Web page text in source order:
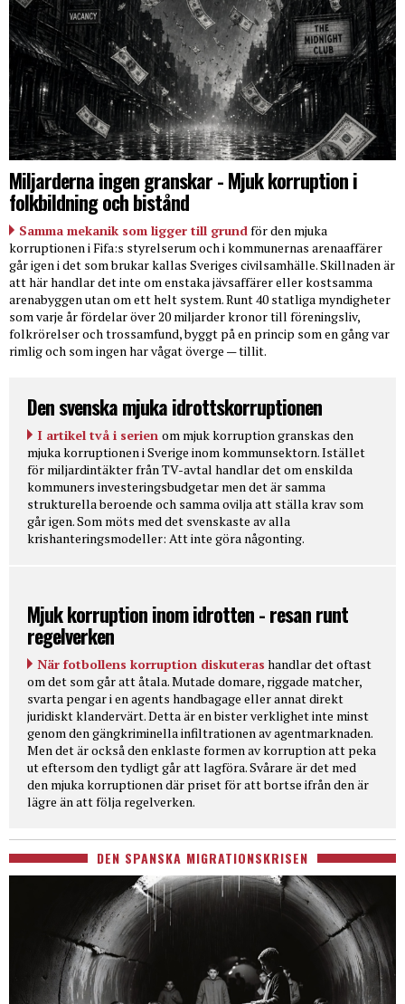
Miljarderna ingen granskar - Mjuk korruption i
folkbildning och bistånd
Samma mekanik som ligger till grundför den mjuka
korruptionen i Fifa:s styrelserum och i kommunernas arenaaffärer
går igen i det som brukar kallas Sveriges civilsamhälle. Skillnaden är
att här handlar det inte om enstaka jävsaffärer eller kostsamma
arenabyggen utan om ett helt system. Runt 40 statliga myndigheter
som varje år fördelar över 20 miljarder kronor till föreningsliv,
folkrörelser och trossamfund, byggt på en princip som en gång var
rimlig och som ingen har vågat överge — tillit.
Den svenska mjuka idrottskorruptionen
I artikel två i serien om mjuk korruption granskas den
mjuka korruptionen i Sverige inom kommunsektorn. Istället
för miljardintäkter från TV-avtal handlar det om enskilda
kommuners investeringsbudgetar men det är samma
strukturella beroende och samma ovilja att ställa krav som
går igen. Som möts med det svenskaste av alla
krishanteringsmodeller: Att inte göra någonting.
Mjuk korruption inom idrotten - resan runt
regelverken
När fotbollens korruption diskuteras handlar det oftast
om det som går att åtala. Mutade domare, riggade matcher,
svarta pengar i en agents handbagage eller annat direkt
juridiskt klandervärt. Detta är en bister verklighet inte minst
genom den gängkriminella infiltrationen av agentmarknaden.
Men det är också den enklaste formen av korruption att peka
ut eftersom den tydligt går att lagföra. Svårare är det med
den mjuka korruptionen där priset för att bortse ifrån den är
lägre än att följa regelverken.
DEN SPANSKA MIGRATIONSKRISEN